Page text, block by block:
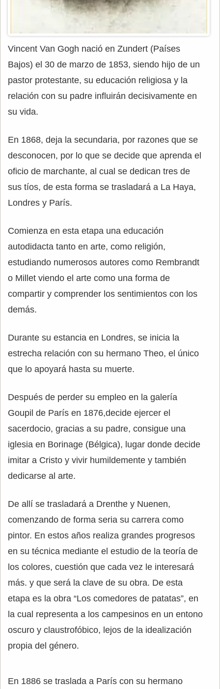
Vincent Van Gogh nació en Zundert (Países
Bajos) el 30 de marzo de 1853, siendo hijo de un
pastor protestante, su educación religiosa y la
relación con su padre influirán decisivamente en
su vida.
En 1868, deja la secundaria, por razones que se
desconocen, por lo que se decide que aprenda el
oficio de marchante, al cual se dedican tres de
sus tíos, de esta forma se trasladará a La Haya,
Londres y París.
Comienza en esta etapa una educación
autodidacta tanto en arte, como religión,
estudiando numerosos autores como Rembrandt
o Millet viendo el arte como una forma de
compartir y comprender los sentimientos con los
demás.
Durante su estancia en Londres, se inicia la
estrecha relación con su hermano Theo, el único
que lo apoyará hasta su muerte.
Después de perder su empleo en la galería
Goupil de París en 1876,decide ejercer el
sacerdocio, gracias a su padre, consigue una
iglesia en Borinage (Bélgica), lugar donde decide
imitar a Cristo y vivir humildemente y también
dedicarse al arte.
De allí se trasladará a Drenthe y Nuenen,
comenzando de forma seria su carrera como
pintor. En estos años realiza grandes progresos
en su técnica mediante el estudio de la teoría de
los colores, cuestión que cada vez le interesará
más. y que será la clave de su obra. De esta
etapa es la obra “Los comedores de patatas”, en
la cual representa a los campesinos en un entono
oscuro y claustrofóbico, lejos de la idealización
propia del género.
En 1886 se traslada a París con su hermano